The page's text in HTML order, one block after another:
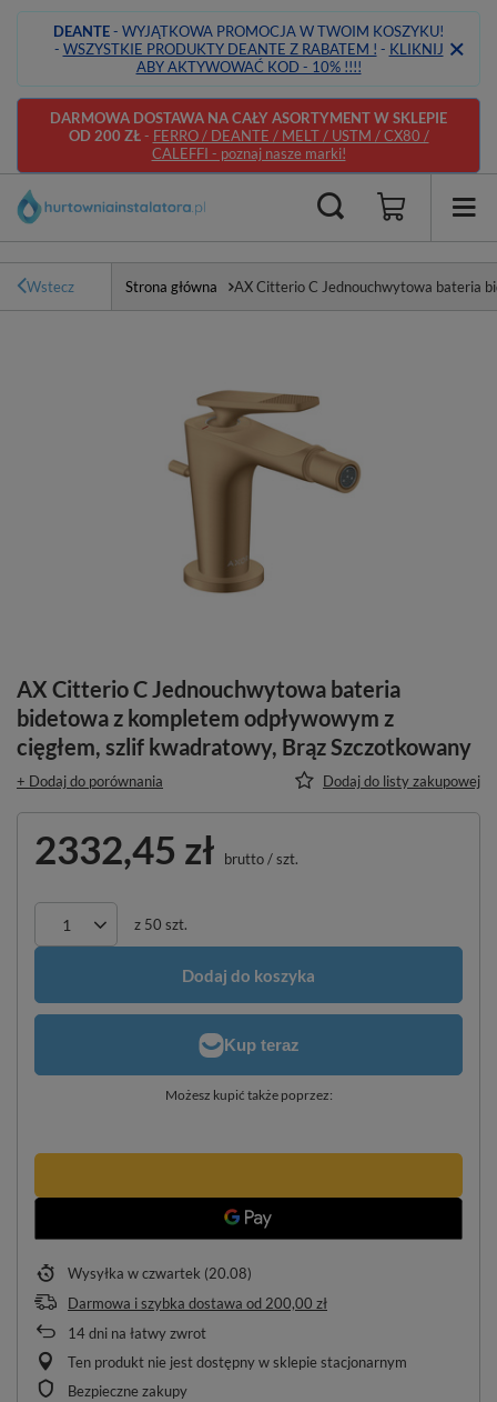
DEANTE- WYJĄTKOWA PROMOCJA W TWOIM KOSZYKU!
- WSZYSTKIE PRODUKTY DEANTE Z RABATEM ! - KLIKNIJ
ABY AKTYWOWAĆ KOD - 10% !!!!
DARMOWA DOSTAWA NA CAŁY ASORTYMENT W SKLEPIE
OD 200 ZŁ- FERRO / DEANTE / MELT / USTM / CX80 /
CALEFFI - poznaj nasze marki!
Wstecz Strona główna AX Citterio C Jednouchwytowa bateria
AX Citterio C Jednouchwytowa bateria
bidetowa z kompletem odpływowym z
cięgłem, szlif kwadratowy, Brąz Szczotkowany
+ Dodaj do porównania Dodaj do listy zakupowej
2332,45 zł brutto/szt.
z 50 szt.
Dodaj do koszyka
Możesz kupić także poprzez:
Wysyłka w czwartek (20.08)
Darmowa i szybka dostawa od200,00 zł
14dni na łatwy zwrot
Ten produkt nie jest dostępny w sklepie stacjonarnym
Bezpieczne zakupy